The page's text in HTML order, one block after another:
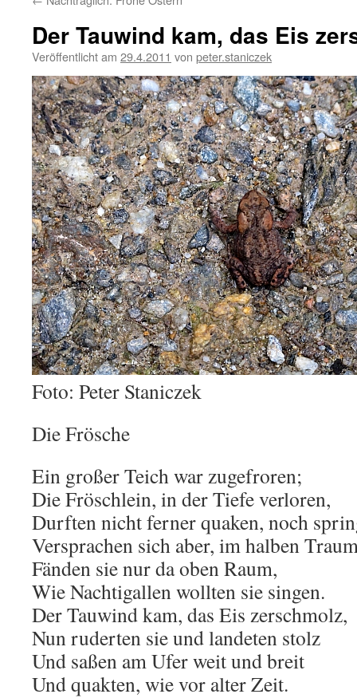
Der Tauwind kam, das Eis
Veröffentlicht am 29.4.2011 von peter.staniczek
Foto: Peter Staniczek
Die Frösche
Ein großer Teich war zugefroren;
Die Fröschlein, in der Tiefe verloren,
Durften nicht ferner quaken, noch
Versprachen sich aber, im halben
Fänden sie nur da oben Raum,
Wie Nachtigallen wollten sie singen.
Der Tauwind kam, das Eis zerschmolz,
Nun ruderten sie und landeten stolz
Und saßen am Ufer weit und breit
Und quakten, wie vor alter Zeit.